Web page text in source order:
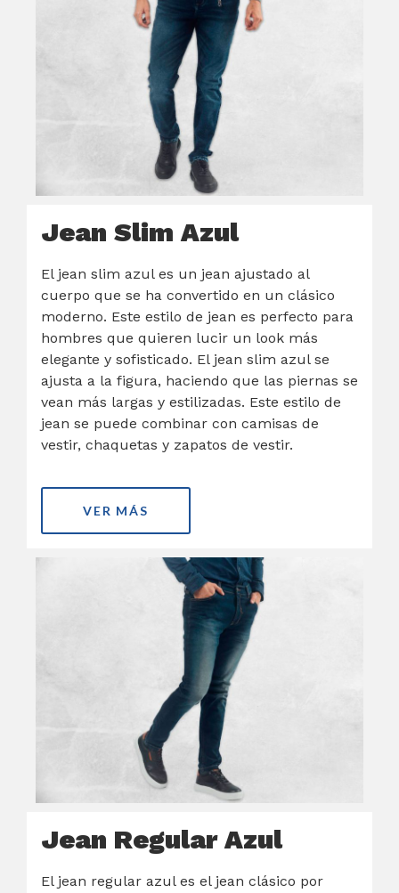
Jean Slim Azul
El jean slim azul es un jean ajustado al
cuerpo que se ha convertido en un clásico
moderno. Este estilo de jean es perfecto para
hombres que quieren lucir un look más
elegante y sofisticado. El jean slim azul se
ajusta a la figura, haciendo que las piernas se
vean más largas y estilizadas. Este estilo de
jean se puede combinar con camisas de
vestir, chaquetas y zapatos de vestir.
VER MÁS
Jean Regular Azul
El jean regular azul es el jean clásico por